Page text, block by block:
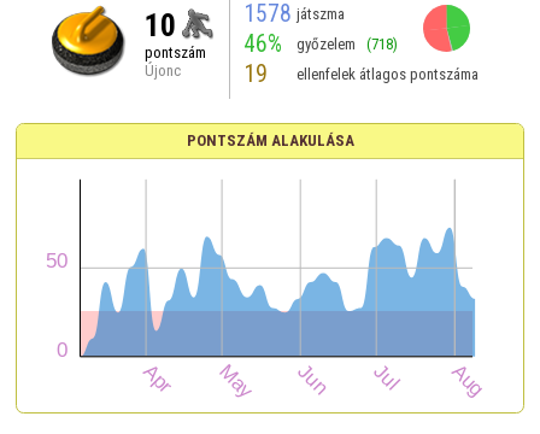
10
pontszám
Újonc
1578 játszma
46% győzelem (718)
19 ellenfelek átlagos pontszáma
PONTSZÁM ALAKULÁSA